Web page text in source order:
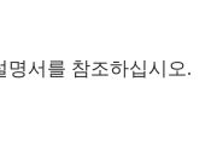
명서를 참조하십시오.